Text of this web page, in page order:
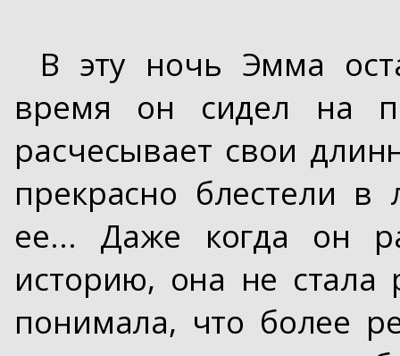
В эту ночь Эмма
время он сидел на
расчесывает свои
прекрасно блестели
ее... Даже когда он
историю, она не стала
понимала, что более